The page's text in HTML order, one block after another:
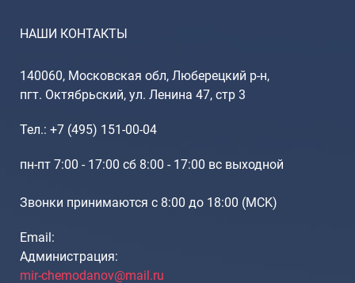
НАШИ КОНТАКТЫ
140060, Московская обл, Люберецкий р-н,
пгт. Октябрьский, ул. Ленина 47, стр 3
Тел.: +7 (495) 151-00-04
пн-пт 7:00 - 17:00 сб 8:00 - 17:00 вс выходной
Звонки принимаются с 8:00 до 18:00 (МCK)
Email:
Администрация:
mir-chemodanov@mail.ru